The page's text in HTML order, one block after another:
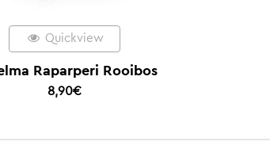
Quickview
Raparperi Rooibos
8,90€